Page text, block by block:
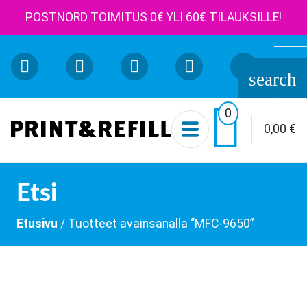
POSTNORD TOIMITUS 0€ YLI 60€ TILAUKSILLE!
Etsi:
search

0
0,00 €
Etsi
Etusivu / Tuotteet avainsanalla “MFC-9650”